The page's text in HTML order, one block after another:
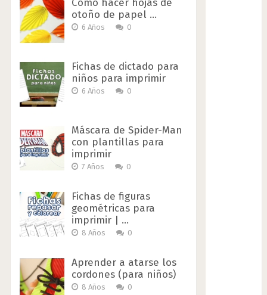
otoño de papel …
6 Años 0
Fichas de dictado para
niños para imprimir
6 Años 0
Máscara de Spider-Man
con plantillas para
imprimir
7 Años 0
Fichas de figuras
geométricas para
imprimir | …
8 Años 0
Aprender a atarse los
cordones (para niños)
8 Años 0